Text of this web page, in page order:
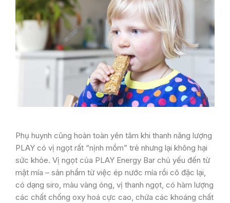
Phụ huynh cũng hoàn toàn yên tâm khi thanh năng lượng
PLAY có vị ngọt rất “nịnh mồm” trẻ nhưng lại không hại
sức khỏe. Vị ngọt của PLAY Energy Bar chủ yếu đến từ
mật mía – sản phẩm từ việc ép nước mía rồi cô đặc lại,
có dạng siro, màu vàng óng, vị thanh ngọt, có hàm lượng
các chất chống oxy hoá cực cao, chứa các khoáng chất